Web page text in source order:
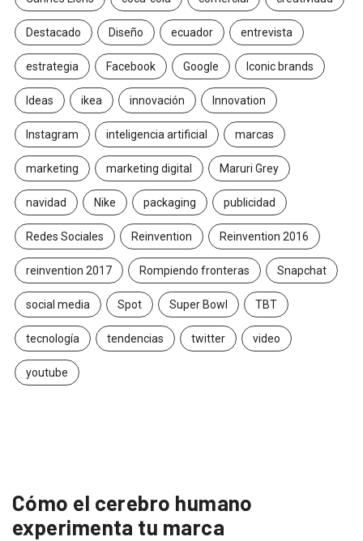
Destacado Diseño ecuador entrevista
estrategia Facebook Google Iconic brands
Ideas ikea innovación Innovation
Instagram inteligencia artificial marcas
marketing marketing digital Maruri Grey
navidad Nike packaging publicidad
Redes Sociales Reinvention Reinvention 2016
reinvention 2017 Rompiendo fronteras Snapchat
social media Spot Super Bowl TBT
tecnología tendencias twitter video
youtube
Cómo el cerebro humano
experimenta tu marca